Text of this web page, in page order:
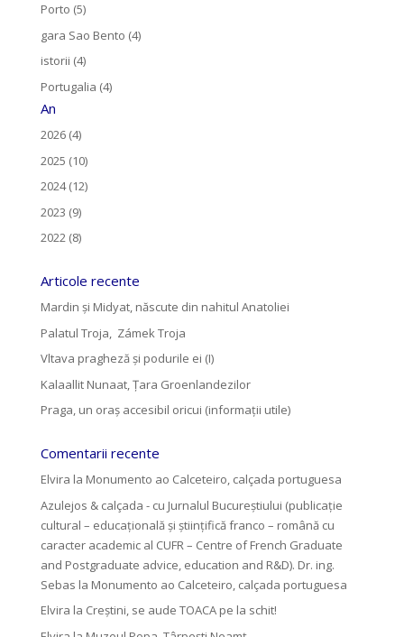
Porto (5)
gara Sao Bento (4)
istorii (4)
Portugalia (4)
An
2026 (4)
2025 (10)
2024 (12)
2023 (9)
2022 (8)
Articole recente
Mardin și Midyat, născute din nahitul Anatoliei
Palatul Troja, Zámek Troja
Vltava pragheză și podurile ei (I)
Kalaallit Nunaat, Țara Groenlandezilor
Praga, un oraș accesibil oricui (informații utile)
Comentarii recente
Elvira la Monumento ao Calceteiro, calçada portuguesa
Azulejos & calçada - cu Jurnalul Bucureștiului (publicație
cultural – educațională și științifică franco – română cu
caracter academic al CUFR – Centre of French Graduate
and Postgraduate advice, education and R&D). Dr. ing.
Sebas la Monumento ao Calceteiro, calçada portuguesa
Elvira la Creştini, se aude TOACA pe la schit!